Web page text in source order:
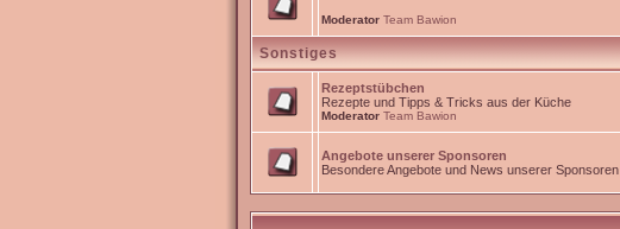
Moderator Team Bawion
Sonstiges
Rezeptstübchen
Rezepte und Tipps & Tricks aus der Küche
Moderator Team Bawion
Angebote unserer Sponsoren
Besondere Angebote und News unserer Sponsoren